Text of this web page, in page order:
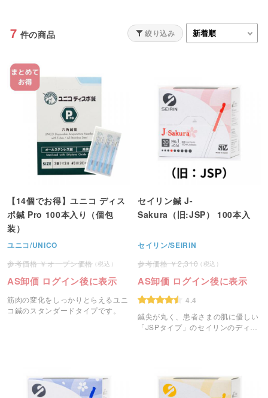
7 件の商品 絞り込み
【14個でお得】ユニコ ディス
ポ鍼 Pro 100本入り（個包
装）
ユニコ/UNICO
オープン価格
AS卸価 ログイン後に表示
筋肉の変化をしっかりとらえるユニ
コ鍼のスタンダードタイプです。
セイリン鍼 J-
Sakura（旧:JSP） 100本入
セイリン/SEIRIN
2,310
AS卸価 ログイン後に表示
4.4
鍼尖が丸く、患者さまの肌に優しい
「JSPタイプ」のセイリンのディス